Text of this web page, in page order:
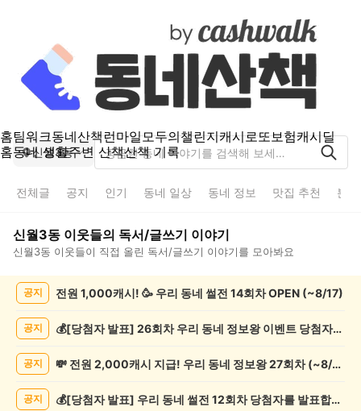
홈팀워크동네산책런마일모두의챌린지캐시로또보험캐시딜
홈동네 생활주변 산책산책 기록
신월3동
전체글 공지 인기 동네 일상 동네 정보 맛집 추천 분
신월3동 이웃들의 독서/글쓰기 이야기
신월3동 이웃들이 직접 올린 독서/글쓰기 이야기를 모아봐요
서/
공지 전원 1,000캐시! 🥳 우리 동네 썰전 14회차 OPEN (~8/17)
공지 💰[당첨자 발표] 26회차 우리 동네 정보왕 이벤트 당첨자를 발표합니다!
공지 💸 전원 2,000캐시 지급! 우리 동네 정보왕 27회차 (~8/10)
공지 💰[당첨자 발표] 우리 동네 썰전 12회차 당첨자를 발표합니다!